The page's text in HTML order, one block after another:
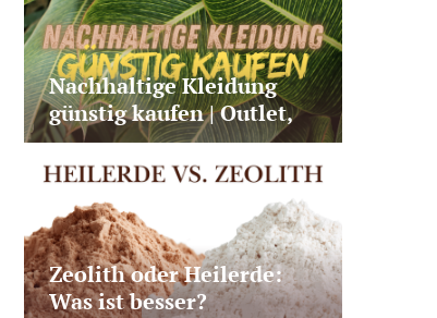
Nachhaltige Kleidung
günstig kaufen | Outlet,
Second Hand oder faire
Basics?
Zeolith oder Heilerde:
Was ist besser?